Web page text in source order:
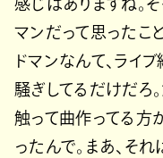
感じはありますね。
マンだって思ったこ
ドマンなんて、ライ
騒ぎしてるだけだろ
触って曲作ってる方
ったんで。まあ、それ